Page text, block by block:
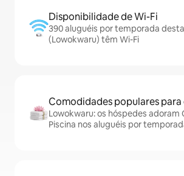
Disponibilidade de Wi-Fi
390 aluguéis por temporada
(Lowokwaru) têm Wi-Fi
Comodidades populares para
Lowokwaru: os hóspedes adoram
Piscina nos aluguéis por